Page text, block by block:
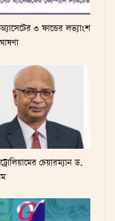
৩ ফান্ডের লভ্যাংশ
চেয়ারম্যান ড.